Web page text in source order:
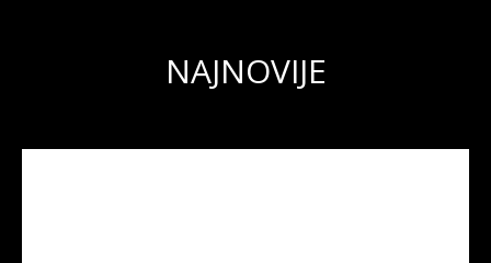
NAJNOVIJE